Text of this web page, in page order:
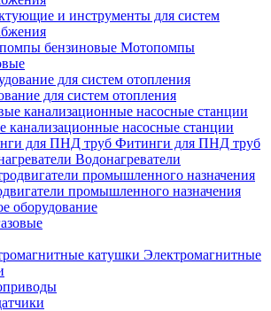
и инструменты для систем
Мотопомпы
для систем отопления
канализационные насосные станции
Фитинги для ПНД труб
Водонагреватели
промышленного назначения
оборудование
Электромагнитные